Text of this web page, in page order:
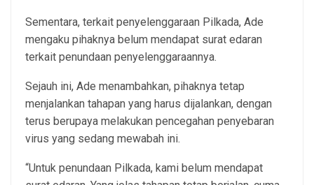
Sementara, terkait penyelenggaraan Pilkada, Ade
mengaku pihaknya belum mendapat surat edaran
terkait penundaan penyelenggaraannya.
Sejauh ini, Ade menambahkan, pihaknya tetap
menjalankan tahapan yang harus dijalankan, dengan
terus berupaya melakukan pencegahan penyebaran
virus yang sedang mewabah ini.
“Untuk penundaan Pilkada, kami belum mendapat